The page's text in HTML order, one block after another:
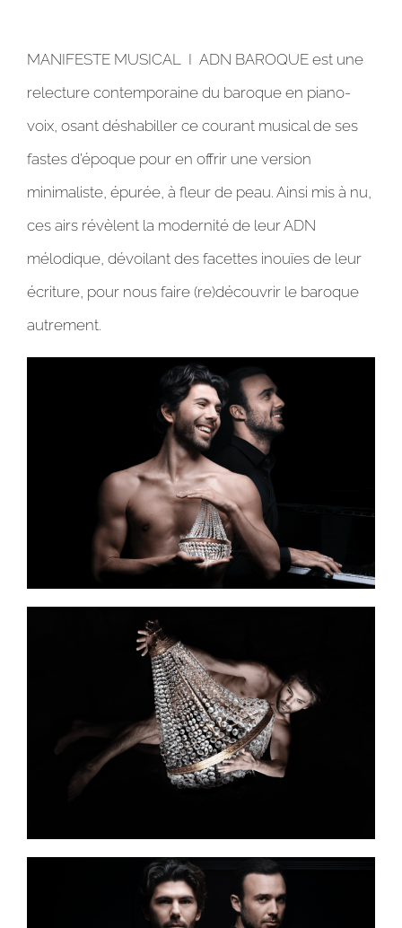
MANIFESTE MUSICAL I ADN BAROQUE est une
relecture contemporaine du baroque en piano-
voix, osant déshabiller ce courant musical de ses
fastes d’époque pour en offrir une version
minimaliste, épurée, à fleur de peau. Ainsi mis à nu,
ces airs révèlent la modernité de leur ADN
mélodique, dévoilant des facettes inouïes de leur
écriture, pour nous faire (re)découvrir le baroque
autrement.